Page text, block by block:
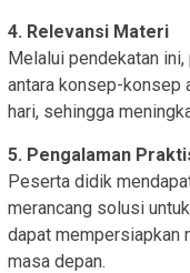
4. Relevansi Materi
Melalui pendekatan
antara konsep-konsep
hari, sehingga
5. Pengalaman
Peserta didik
merancang solusi
dapat mempersiapkan
masa depan.